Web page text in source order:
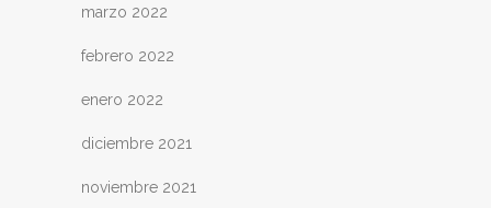
marzo 2022
febrero 2022
enero 2022
diciembre 2021
noviembre 2021